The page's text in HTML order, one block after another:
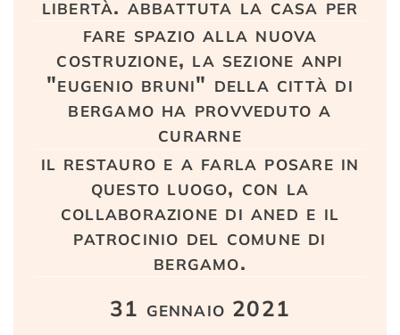
libertà. abbattuta la casa per
fare spazio alla nuova
costruzione, la sezione anpi
"eugenio bruni" della città di
bergamo ha provveduto a
curarne
il restauro e a farla posare in
questo luogo, con la
collaborazione di aned e il
patrocinio del comune di
bergamo.
31 gennaio 2021